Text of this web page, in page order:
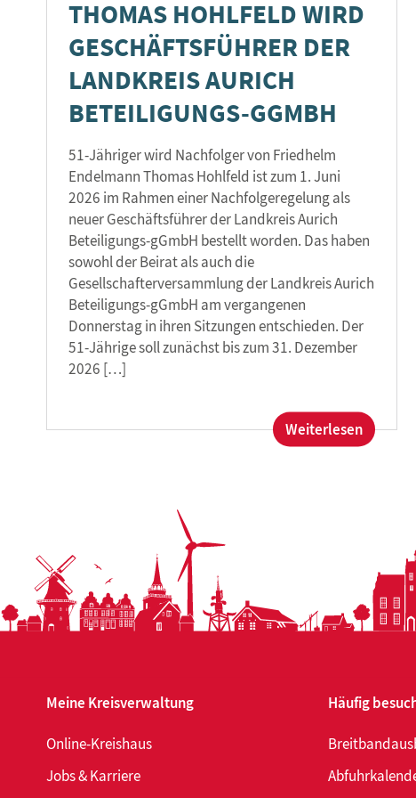
THOMAS HOHLFELD WIRD
GESCHÄFTSFÜHRER DER
LANDKREIS AURICH
BETEILIGUNGS-GGMBH
51-Jähriger wird Nachfolger von Friedhelm
Endelmann Thomas Hohlfeld ist zum 1. Juni
2026 im Rahmen einer Nachfolgeregelung als
neuer Geschäftsführer der Landkreis Aurich
Beteiligungs-gGmbH bestellt worden. Das haben
sowohl der Beirat als auch die
Gesellschafterversammlung der Landkreis Aurich
Beteiligungs-gGmbH am vergangenen
Donnerstag in ihren Sitzungen entschieden. Der
51-Jährige soll zunächst bis zum 31. Dezember
2026 […]
Weiterlesen:
Thomas
Aurich
gGmbH
Meine Kreisverwaltung
Online-Kreishaus
Jobs & Karriere
Häufig